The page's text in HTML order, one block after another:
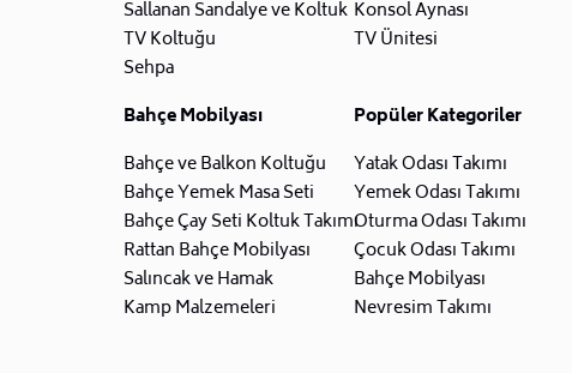
Sallanan Sandalye ve Koltuk
TV Koltuğu
Sehpa
Konsol Aynası
TV Ünitesi
Bahçe Mobilyası
Bahçe ve Balkon Koltuğu
Bahçe Yemek Masa Seti
Bahçe Çay Seti Koltuk Takımı
Rattan Bahçe Mobilyası
Salıncak ve Hamak
Kamp Malzemeleri
Popüler Kategoriler
Yatak Odası Takımı
Yemek Odası Takımı
Oturma Odası Takımı
Çocuk Odası Takımı
Bahçe Mobilyası
Nevresim Takımı